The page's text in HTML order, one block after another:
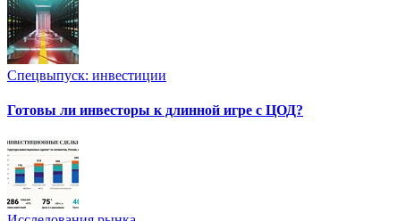
Спецвыпуск: инвестиции
Готовы ли инвесторы к длинной игре с ЦОД?